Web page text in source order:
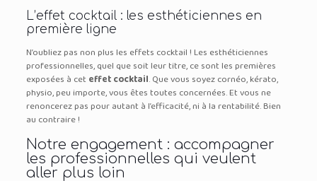
L’effet cocktail : les esthéticiennes en
première ligne
N’oubliez pas non plus les effets cocktail ! Les esthéticiennes
professionnelles, quel que soit leur titre, ce sont les premières
exposées à cet effet cocktail. Que vous soyez cornéo, kérato,
physio, peu importe, vous êtes toutes concernées. Et vous ne
renoncerez pas pour autant à l’efficacité, ni à la rentabilité. Bien
au contraire !
Notre engagement : accompagner
les professionnelles qui veulent
aller plus loin